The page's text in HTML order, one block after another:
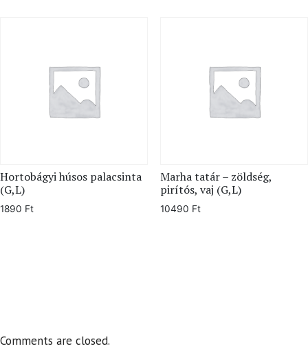
Hortobágyi húsos palacsinta
(G,L)
1890 Ft
Marha tatár – zöldség,
pirítós, vaj (G,L)
10490 Ft
Comments are closed.